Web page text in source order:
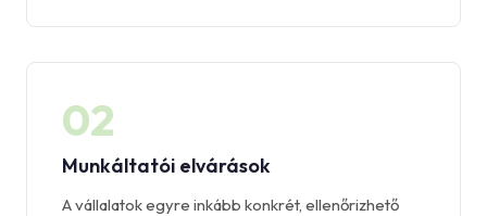
02
Munkáltatói elvárások
A vállalatok egyre inkább konkrét, ellenőrizhető